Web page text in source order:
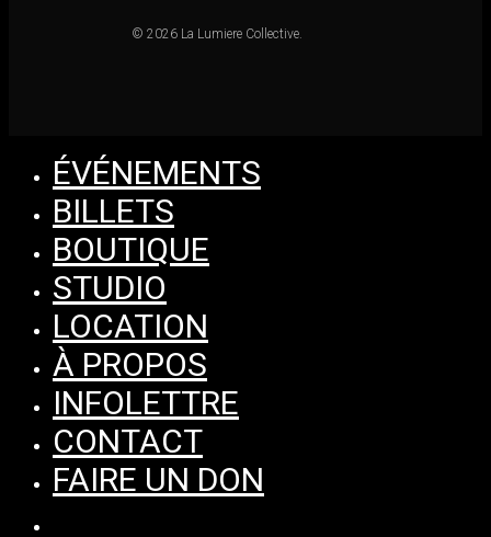
© 2026 La Lumiere Collective.
Menu
ÉVÉNEMENTS
BILLETS
BOUTIQUE
STUDIO
LOCATION
À PROPOS
INFOLETTRE
CONTACT
FAIRE UN DON